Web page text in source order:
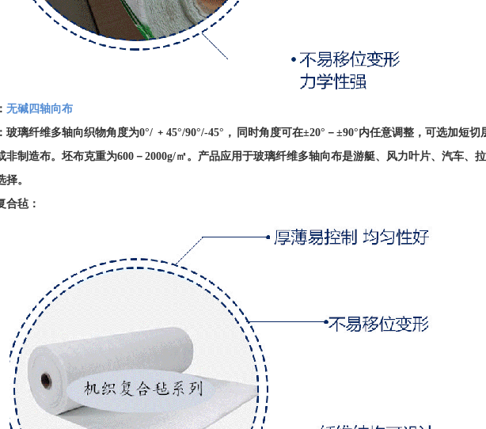
无碱四轴向布
玻璃纤维多轴向织物角度为0°/ ﹢45°/90°/-45°， 同时角度可在±20°－±90°内任意调整，可选加短切
非制造布。坯布克重为600－2000g/㎡。产品应用于玻璃纤维多轴向布是游艇、风力叶片、汽车、
。
合毡：